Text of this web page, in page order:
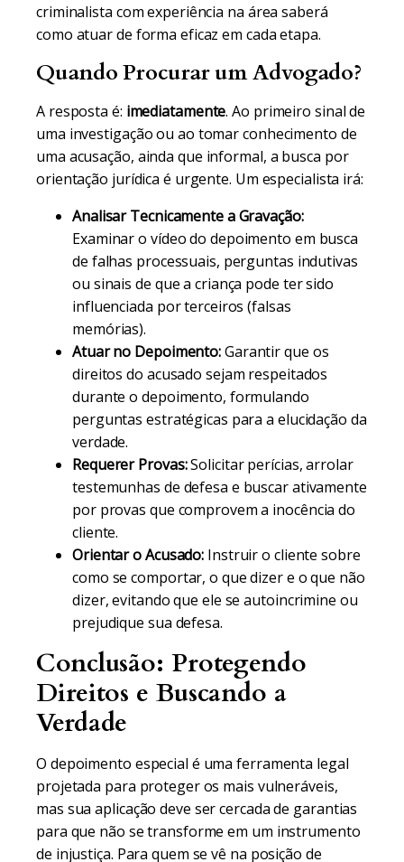
criminalista com experiência na área saberá
como atuar de forma eficaz em cada etapa.
Quando Procurar um Advogado?
A resposta é: imediatamente. Ao primeiro sinal de
uma investigação ou ao tomar conhecimento de
uma acusação, ainda que informal, a busca por
orientação jurídica é urgente. Um especialista irá:
Analisar Tecnicamente a Gravação:
Examinar o vídeo do depoimento em busca
de falhas processuais, perguntas indutivas
ou sinais de que a criança pode ter sido
influenciada por terceiros (falsas
memórias).
Atuar no Depoimento:Garantir que os
direitos do acusado sejam respeitados
durante o depoimento, formulando
perguntas estratégicas para a elucidação da
verdade.
Requerer Provas:Solicitar perícias, arrolar
testemunhas de defesa e buscar ativamente
por provas que comprovem a inocência do
cliente.
Orientar o Acusado: Instruir o cliente sobre
como se comportar, o que dizer e o que não
dizer, evitando que ele se autoincrimine ou
prejudique sua defesa.
Conclusão: Protegendo
Direitos e Buscando a
Verdade
O depoimento especial é uma ferramenta legal
projetada para proteger os mais vulneráveis,
mas sua aplicação deve ser cercada de garantias
para que não se transforme em um instrumento
de injustiça. Para quem se vê na posição de